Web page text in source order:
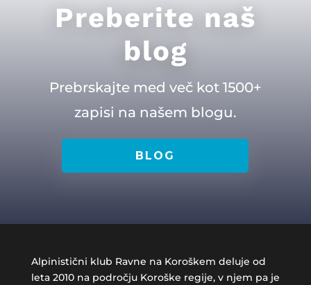
Preberite naš
blog
Prebrskajte med več kot 1500+
zapisi na našem blogu.
BLOG
Alpinistični klub Ravne na Koroškem deluje od
leta 2010 na področju Koroške regije, v njem pa je